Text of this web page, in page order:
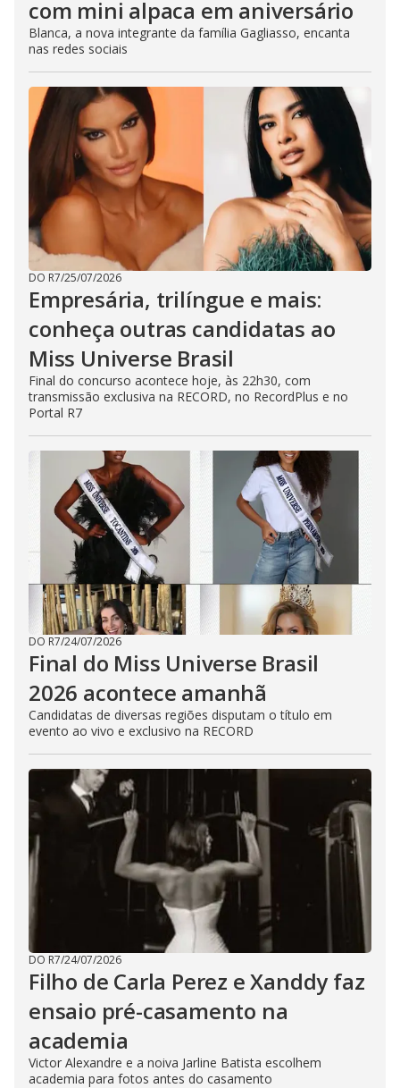
com mini alpaca em aniversário
Blanca, a nova integrante da família Gagliasso, encanta
nas redes sociais
DO R7/25/07/2026
Empresária, trilíngue e mais:
conheça outras candidatas ao
Miss Universe Brasil
Final do concurso acontece hoje, às 22h30, com
transmissão exclusiva na RECORD, no RecordPlus e no
Portal R7
DO R7/24/07/2026
Final do Miss Universe Brasil
2026 acontece amanhã
Candidatas de diversas regiões disputam o título em
evento ao vivo e exclusivo na RECORD
DO R7/24/07/2026
Filho de Carla Perez e Xanddy faz
ensaio pré-casamento na
academia
Victor Alexandre e a noiva Jarline Batista escolhem
academia para fotos antes do casamento